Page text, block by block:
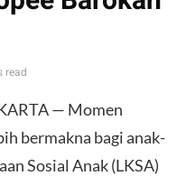
read
— Momen
bermakna bagi anak-
Sosial Anak (LKSA)